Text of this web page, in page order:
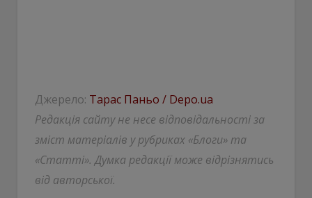
Джерело: Тарас Паньо / Depo.ua
Редакція сайту не несе відповідальності за
зміст матеріалів у рубриках «Блоги» та
«Статті». Думка редакції може відрізнятись
від авторської.